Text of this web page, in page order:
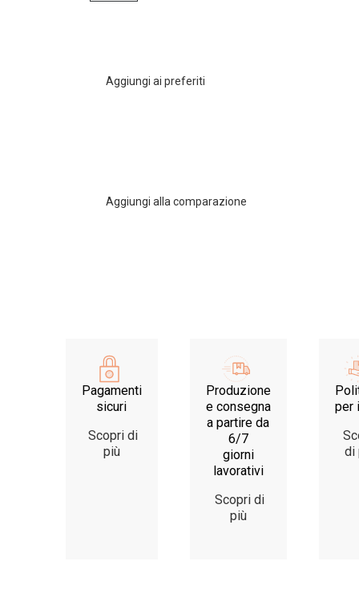
Aggiungi ai preferiti
Aggiungi alla comparazione
Pagamenti
sicuri
Scopri di
più
Produzione
e consegna
a partire da
6/7
giorni
lavorativi
Scopri di
più
per
di